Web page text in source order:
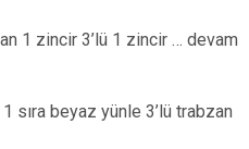
1 zincir 3’lü 1 zincir … devam
sıra beyaz yünle 3’lü trabzan